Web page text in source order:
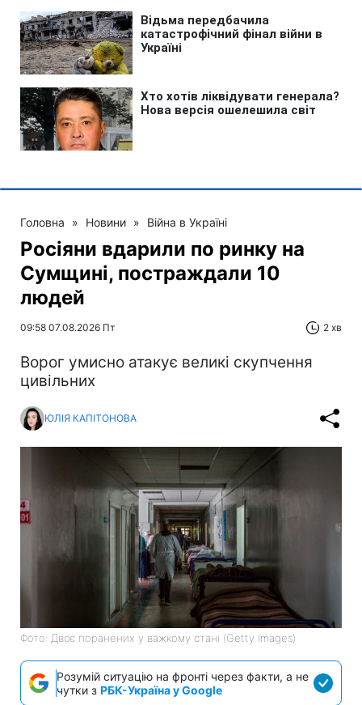
Головна » Новини » Війна в Україні
Росіяни вдарили по ринку на
Сумщині, постраждали 10
людей
09:58 07.08.2026 Пт 2 хв
Ворог умисно атакує великі скупчення
цивільних
ЮЛІЯ КАПІТОНОВА
Фото: Двоє поранених у важкому стані (Getty Images)
Розумій ситуацію на фронті через факти, а не
чутки з РБК-Україна у Google